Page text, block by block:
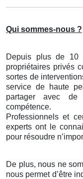
Qui sommes-nous ?
Depuis plus de 10
propriétaires privés
sortes de
service de haute
partager avec de
compétence.
Professionnels et
experts ont le
pour résoudre
De plus, nous ne
nous permet d’être